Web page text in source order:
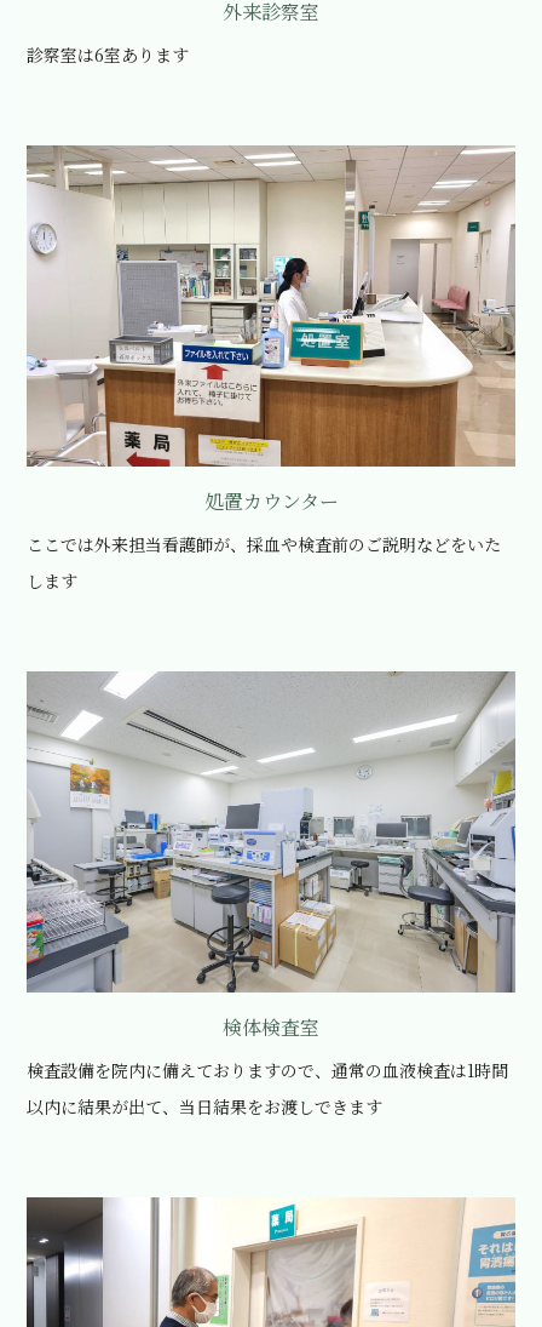
外来診察室
診察室は6室あります
処置カウンター
ここでは外来担当看護師が、採血や検査前のご説明などをいた
します
検体検査室
検査設備を院内に備えておりますので、通常の血液検査は1時間
以内に結果が出て、当日結果をお渡しできます